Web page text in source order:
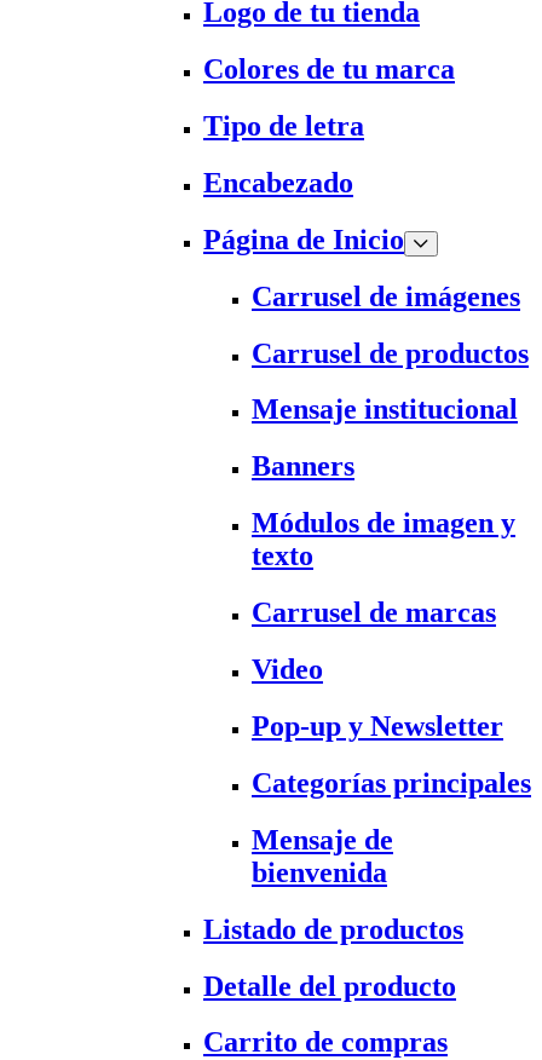
Logo de tu tienda
Colores de tu marca
Tipo de letra
Encabezado
Página de Inicio
Carrusel de imágenes
Carrusel de productos
Mensaje institucional
Banners
Módulos de imagen y
texto
Carrusel de marcas
Video
Pop-up y Newsletter
Categorías principales
Mensaje de
bienvenida
Listado de productos
Detalle del producto
Carrito de compras